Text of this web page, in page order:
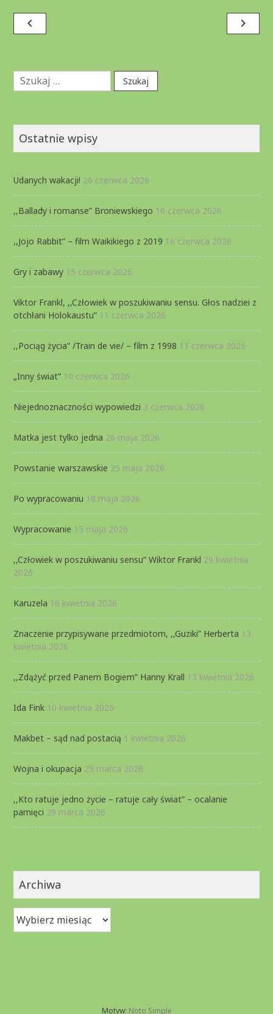
Nawigacja
wpisu
navigate_before navigate_next
Szukaj:
Ostatnie wpisy
Udanych wakacji! 26 czerwca 2026
,,Ballady i romanse” Broniewskiego 16 czerwca 2026
,,Jojo Rabbit” – film Waikikiego z 2019 16 czerwca 2026
Gry i zabawy 15 czerwca 2026
Viktor Frankl, ,,Człowiek w poszukiwaniu sensu. Głos nadziei z
otchłani Holokaustu” 11 czerwca 2026
,,Pociąg życia” /Train de vie/ – film z 1998 11 czerwca 2026
„Inny świat” 10 czerwca 2026
Niejednoznaczności wypowiedzi 3 czerwca 2026
Matka jest tylko jedna 26 maja 2026
Powstanie warszawskie 25 maja 2026
Po wypracowaniu 18 maja 2026
Wypracowanie 15 maja 2026
,,Człowiek w poszukiwaniu sensu” Wiktor Frankl 29 kwietnia
2026
Karuzela 16 kwietnia 2026
Znaczenie przypisywane przedmiotom, ,,Guziki” Herberta 13
kwietnia 2026
,,Zdążyć przed Panem Bogiem” Hanny Krall 13 kwietnia 2026
Ida Fink 10 kwietnia 2026
Makbet – sąd nad postacią 1 kwietnia 2026
Wojna i okupacja 29 marca 2026
,,Kto ratuje jedno życie – ratuje cały świat” – ocalanie
pamięci 29 marca 2026
Archiwa
Motyw: Noto Simple